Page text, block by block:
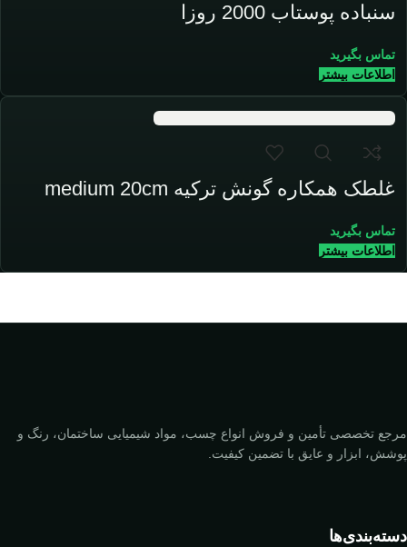
سنباده پوستاب 2000 روزا
تماس بگیرید
اطلاعات بیشتر
غلطک همکاره گونش ترکیه medium 20cm
تماس بگیرید
اطلاعات بیشتر
مرجع تخصصی تأمین و فروش انواع چسب، مواد شیمیایی ساختمان، رنگ و
پوشش، ابزار و عایق با تضمین کیفیت.
دسته‌بندی‌ها